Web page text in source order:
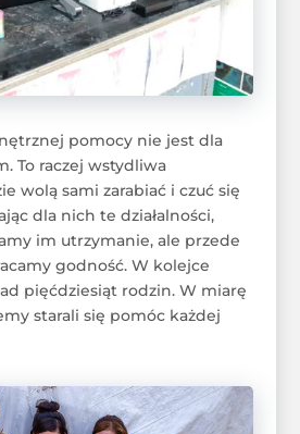
pomocy nie jest dla
To raczej wstydliwa
wolą sami zarabiać i czuć się
dla nich te działalności,
im utrzymanie, ale przede
godność. W kolejce
pięćdziesiąt rodzin. W miarę
starali się pomóc każdej